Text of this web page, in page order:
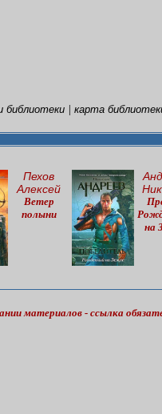
библиотеки| карта
Пехов
Алексей
Ветер
полыни
на
материалов - ссылка